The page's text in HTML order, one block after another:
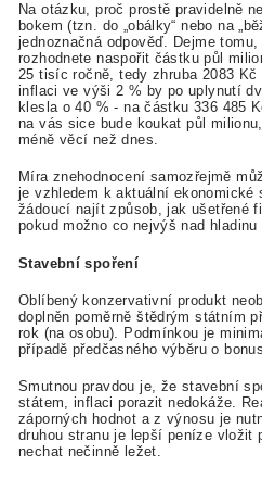
Na otázku, proč prostě pravidelně
bokem (tzn. do „obálky“ nebo na„
jednoznačná odpověď. Dejme
rozhodnete naspořit částku půl
25 tisíc ročně, tedy zhruba 2083
inflaci ve výši 2 % by po uplynutí
klesla o 40 % - na částku 336 485
na vás sice bude koukat půl
méně věcí než dnes.
Míra znehodnocení samozřejmě
je vzhledem k aktuální ekonomické
žádoucí najít způsob, jak ušetřené
pokud možno co nejvýš nad hladinu
Stavební spoření
Oblíbený konzervativní produkt
doplněn poměrně štědrým státním
rok (na osobu). Podmínkou je
případě předčasného výběru o
Smutnou pravdou je, že stavební
státem, inflaci porazit nedokáže.
záporných hodnot a z výnosu je
druhou stranu je lepší peníze vložit
nechat nečinně ležet.